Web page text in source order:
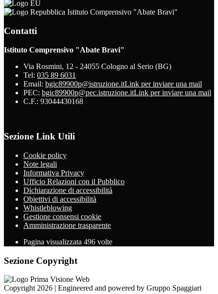
Istituto Comprensivo "Abate Bravi"
Contatti
Istituto Comprensivo "Abate Bravi"
Via Rosmini, 12 - 24055 Cologno al Serio (BG)
Tel: 035 89 6031
Email: bgic89900p@istruzione.itLink per inviare una mail
PEC: bgic89900p@pec.istruzione.itLink per inviare una mail
C.F.: 93044430168
Sezione Link Utili
Cookie policy
Note legali
Informativa Privacy
Ufficio Relazioni con il Pubblico
Dichiarazione di accessibilità
Obiettivi di accessibilità
Whistleblowing
Gestione consensi cookie
Amministrazione trasparente
Pagina visualizzata 496 volte
Sezione Copyright
Copyright 2026 | Engineered and powered by Gruppo Spaggiari